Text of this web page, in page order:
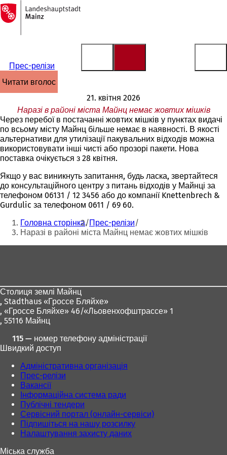
Перейти до змісту
На
головну
сторінку
Прес-релізи
читати вголос
21. квітня 2026
Наразі в районі міста Майнц немає жовтих мішків
Через перебої в постачанні жовтих мішків у пунктах видачі
по всьому місту Майнц більше немає в наявності. В якості
альтернативи для утилізації пакувальних відходів можна
використовувати інші чисті або прозорі пакети. Нова
поставка очікується з 28 квітня.
Якщо у вас виникнуть запитання, будь ласка, звертайтеся
до консультаційного центру з питань відходів у Майнці за
телефоном 06131 / 12 3456 або до компанії Knettenbrech &
Gurdulic за телефоном 0611 / 69 60.
Ти
тут:
Головна сторінка Прес-релізи
Наразі в районі міста Майнц немає жовтих мішків
Столиця землі Майнц
, Stadthaus «Гроссе Бляйхе»
, «Гроссе Бляйхе» 46/«Льовенхофштрассе» 1
, 55116 Майнц
115 — номер телефону адміністрації
Швидкий доступ
Адміністративна організація
Прес-релізи
Вакансії
Інформаційна система ради
Публічні тендери
Сервісний портал (онлайн-сервіси)
Підпишіться на нашу розсилку
Налаштування захисту даних
Міська служба